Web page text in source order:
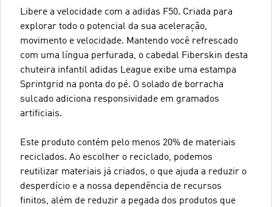
Libere a velocidade com a adidas F50. Criada para
explorar todo o potencial da sua aceleração,
movimento e velocidade. Mantendo você refrescado
com uma língua perfurada, o cabedal Fiberskin desta
chuteira infantil adidas League exibe uma estampa
Sprintgrid na ponta do pé. O solado de borracha
sulcado adiciona responsividade em gramados
artificiais.
Este produto contém pelo menos 20% de materiais
reciclados. Ao escolher o reciclado, podemos
reutilizar materiais já criados, o que ajuda a reduzir o
desperdício e a nossa dependência de recursos
finitos, além de reduzir a pegada dos produtos que